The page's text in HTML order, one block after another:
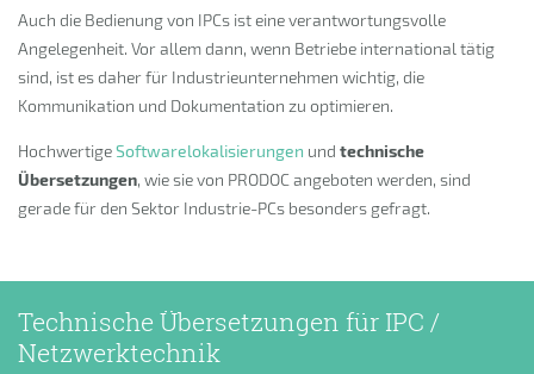
Auch die Bedienung von IPCs ist eine verantwortungsvolle
Angelegenheit. Vor allem dann, wenn Betriebe international tätig
sind, ist es daher für Industrieunternehmen wichtig, die
Kommunikation und Dokumentation zu optimieren.
HochwertigeSoftwarelokalisierungen und technische
Übersetzungen, wie sie von PRODOC angeboten werden, sind
gerade für den Sektor Industrie-PCs besonders gefragt.
Technische Übersetzungen für IPC /
Netzwerktechnik